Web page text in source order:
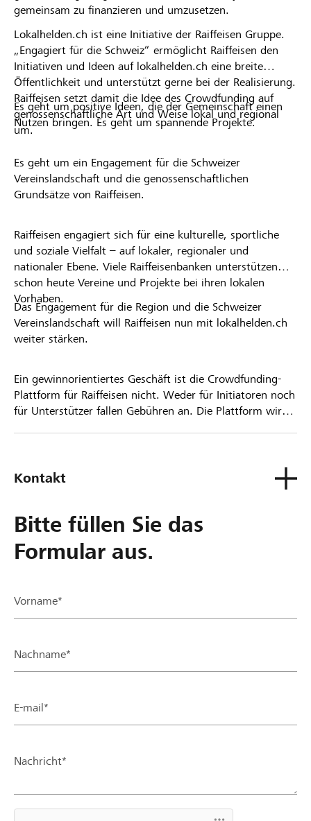
gemeinsam zu finanzieren und umzusetzen.
Lokalhelden.ch ist eine Initiative der Raiffeisen Gruppe.
„Engagiert für die Schweiz“ ermöglicht Raiffeisen den
Initiativen und Ideen auf lokalhelden.ch eine breite
Öffentlichkeit und unterstützt gerne bei der Realisierung.
Raiffeisen setzt damit die Idee des Crowdfunding auf
genossenschaftliche Art und Weise lokal und regional
um.
Es geht um positive Ideen, die der Gemeinschaft einen
Nutzen bringen. Es geht um spannende Projekte.
Es geht um ein Engagement für die Schweizer
Vereinslandschaft und die genossenschaftlichen
Grundsätze von Raiffeisen.
Raiffeisen engagiert sich für eine kulturelle, sportliche
und soziale Vielfalt – auf lokaler, regionaler und
nationaler Ebene. Viele Raiffeisenbanken unterstützen
schon heute Vereine und Projekte bei ihren lokalen
Vorhaben.
Das Engagement für die Region und die Schweizer
Vereinslandschaft will Raiffeisen nun mit lokalhelden.ch
weiter stärken.
Ein gewinnorientiertes Geschäft ist die Crowdfunding-
Plattform für Raiffeisen nicht. Weder für Initiatoren noch
für Unterstützer fallen Gebühren an. Die Plattform wird
Kontakt
Bitte füllen Sie das
Formular aus.
Vorname*
Nachname*
E-mail*
Nachricht*